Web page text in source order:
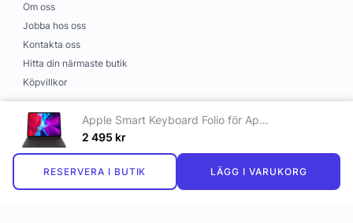
Apple Smart Keyboard Folio för Apple iPad Pro 12.9 (2020) - Svenskt
2 495 kr
RESERVERA I BUTIK LÄGG I VARUKORG
Om oss
Jobba hos oss
Kontakta oss
Hitta din närmaste butik
Köpvillkor
Information
Leverans och betalning
Cookies
Personuppgiftspolicy